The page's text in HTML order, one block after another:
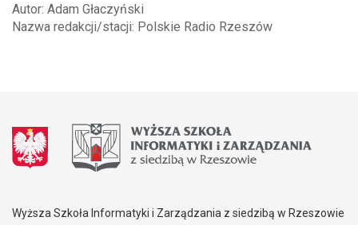
Autor: Adam Głaczyński
Nazwa redakcji/stacji: Polskie Radio Rzeszów
Wyższa Szkoła Informatyki i Zarządzania z siedzibą w Rzeszowie